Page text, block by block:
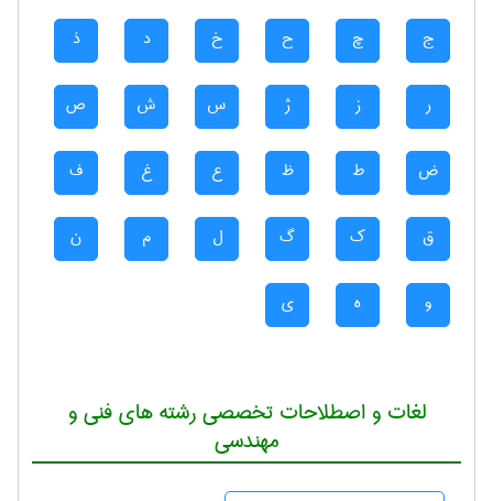
ج چ ح خ د ذ
ر ز ژ س ش ص
ض ط ظ ع غ ف
ق ک گ ل م ن
و ه ی
لغات و اصطلاحات تخصصی رشته های فنی و
مهندسی